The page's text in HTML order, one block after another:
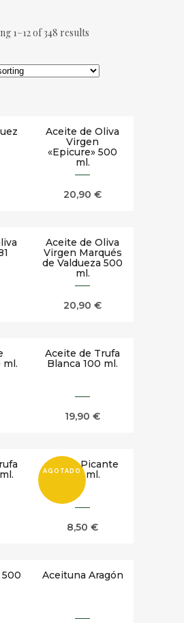
1–12 of 348 results
Aceite de Oliva
Virgen
«Epicure» 500
ml.
20,90 €
Aceite de Oliva
Virgen Marqués
de Valdueza 500
ml.
20,90 €
ml.
Aceite de Trufa
Blanca 100 ml.
19,90 €
AGOTADO
Aceite Picante
250 ml.
8,50 €
Aceituna Aragón